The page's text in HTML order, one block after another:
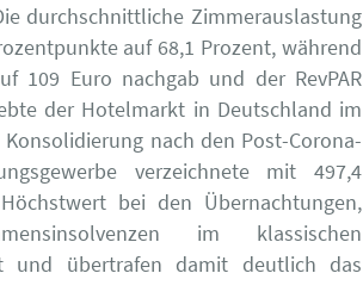
durchschnittliche Zimmerauslastung
auf 68,1 Prozent, während
109 Euro nachgab und der RevPAR
der Hotelmarkt in Deutschland im
nach den Post-Corona-
verzeichnete mit 497,4
bei den Übernachtungen,
im klassischen
und übertrafen damit deutlich das